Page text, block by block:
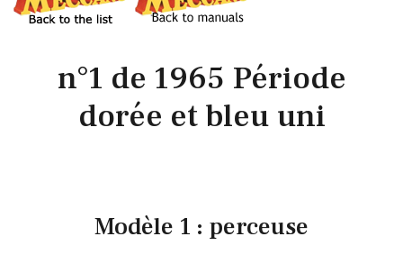
n°1 de 1965 Période
dorée et bleu uni
Modèle 1 : perceuse